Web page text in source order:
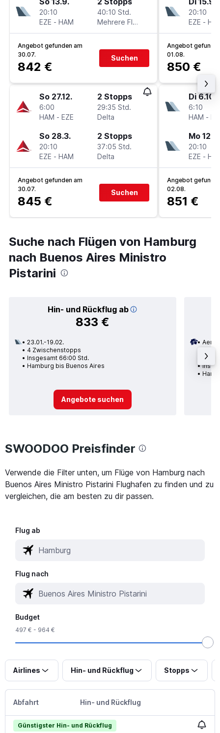
20:10
EZE - HAM
40:10 Std.
Mehrere Fluglinien
Angebot gefunden am
30.07.
842 €
Suchen
So 27.12.
6:00
HAM - EZE
2 Stopps
29:35 Std.
Delta
So 28.3.
20:10
EZE - HAM
2 Stopps
37:05 Std.
Delta
Angebot gefunden am
30.07.
845 €
Suchen
20:10
EZE -
Angebot
01.08.
850 €
Di 6.10.
6:10
HAM -
Mo
20:10
EZE -
Angebot
02.08.
851 €
Suche nach Flügen von Hamburg
nach Buenos Aires Ministro
Pistarini
Hin- und Rückflug ab
833 €
23.01.-19.02.
4 Zwischenstopps
Insgesamt 66:00 Std.
Hamburg bis Buenos Aires
Angebote suchen
2
SWOODOO Preisfinder
Verwende die Filter unten, um Flüge von Hamburg nach
Buenos Aires Ministro Pistarini Flughafen zu finden und zu
vergleichen, die am besten zu dir passen.
Flug ab
Flug nach
Budget
497 € - 964 €
Airlines Hin- und Rückflug Stopps
Abfahrt Hin- und Rückflug
Günstigster Hin- und Rückflug